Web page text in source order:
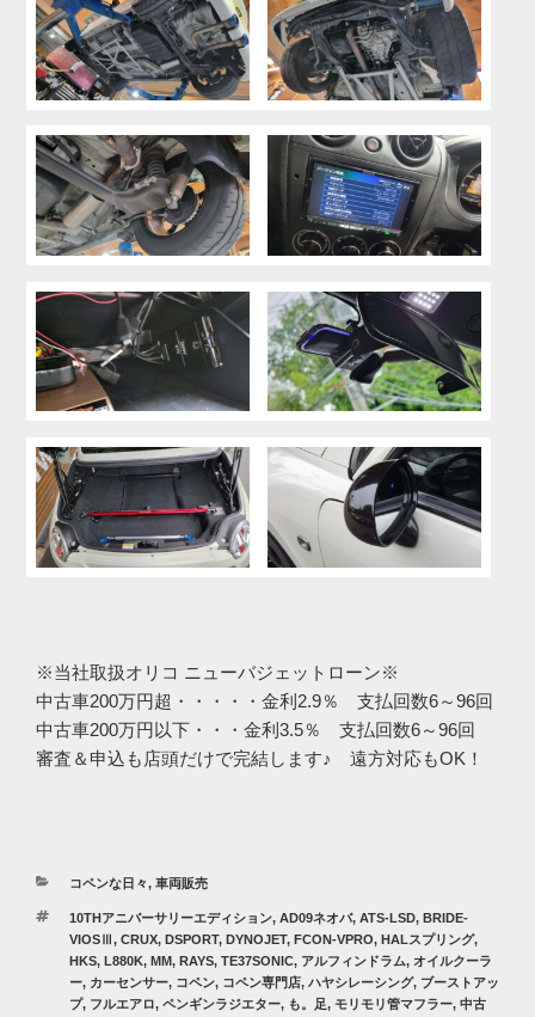
※当社取扱オリコ ニューバジェットローン※
中古車200万円超・・・・・金利2.9％ 支払回数6～96回
中古車200万円以下・・・金利3.5％ 支払回数6～96回
審査＆申込も店頭だけで完結します♪ 遠方対応もOK！
カ
ゴ
リ
ー
コペンな日々, 車両販売
タ
グ
10THアニバーサリーエディション, AD09ネオバ, ATS-LSD, BRIDE-
VIOSⅢ , CRUX, DSPORT, DYNOJET, FCON-VPRO, HALスプリング,
HKS, L880K, MM, RAYS, TE37SONIC, アルフィンドラム, オイルクーラ
ー, カーセンサー, コペン, コペン専門店, ハヤシレーシング, ブーストアッ
プ, フルエアロ, ペンギンラジエター, も。足, モリモリ管マフラー, 中古